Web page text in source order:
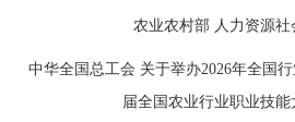
农业农村部 人力资源社
中华全国总工会 关于举办2026年全国
届全国农业行业职业技能